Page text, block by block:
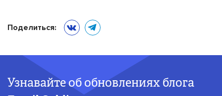
Поделиться:
Узнавайте об обновлениях блога